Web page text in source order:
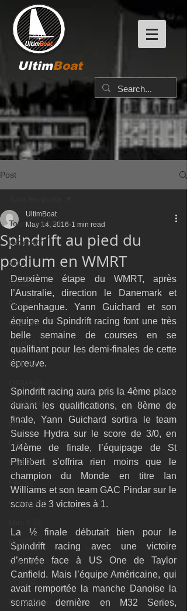
UltimBoat
Post
Tous les posts
IMOCA60
M32
GC32
Diam24
Class40
Farr 30
Gunboat
D35
Farr 280
Fast 40
Ocean Fifty
RORC
Botin 80
Class Rhum
Spindrift au pied du
podium en WMRT
UltimBoat
May 14, 2016 1 min read
Deuxième étape du WMRT, après
l’Australie, direction le Danemark et
Copenhague. Yann Guichard et son
équipe du Spindrift racing font une très
belle semaine de courses en se
qualifiant pour les demi-finales de cette
épreuve.
Spindrift racing aura pris la 4ème place
durant les qualifications, en 8ème de
finale, Yann Guichard sortira le team
Suisse Hydra sur le score de 3/0, en
1/4ème de finale, l’équipage de St
Philibert s’offrira rien moins que le
champion du Monde en titre Ian
Williams et son team GAC Pindar sur le
score de 3 victoires à 1.
La ½ finale débutait bien pour le
Spindrift racing avec une victoire
d’entrée face à US One de Taylor
Canfield. Mais l’équipe Américaine, qui
avait remportée la manche Danoise la
semaine dernière en M32 Series,